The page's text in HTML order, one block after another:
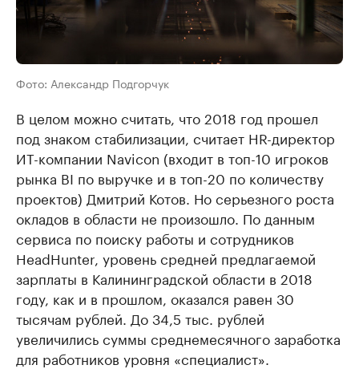
Фото: Александр Подгорчук
В целом можно считать, что 2018 год прошел
под знаком стабилизации, считает HR-директор
ИТ-компании Navicon (входит в топ-10 игроков
рынка BI по выручке и в топ-20 по количеству
проектов) Дмитрий Котов. Но серьезного роста
окладов в области не произошло. По данным
сервиса по поиску работы и сотрудников
HeadHunter, уровень средней предлагаемой
зарплаты в Калининградской области в 2018
году, как и в прошлом, оказался равен 30
тысячам рублей. До 34,5 тыс. рублей
увеличились суммы среднемесячного заработка
для работников уровня «специалист».